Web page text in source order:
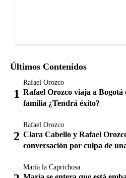
Últimos Contenidos
Rafael Orozco
Rafael Orozco viaja a Bogotá
familia ¿Tendrá éxito?
Rafael Orozco
Clara Cabello y Rafael
conversación por culpa de
María la Caprichosa